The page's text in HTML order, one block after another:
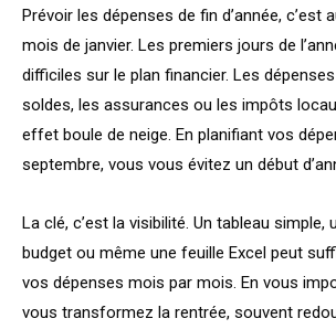
Prévoir les dépenses de fin d’année, c’est
mois de janvier. Les premiers jours de
difficiles sur le plan financier. Les
soldes, les assurances ou les impôts
effet boule de neige. En planifiant vos
septembre, vous vous évitez un début
La clé, c’est la visibilité. Un tableau simple,
budget ou même une feuille Excel peut
vos dépenses mois par mois. En vous
vous transformez la rentrée, souvent